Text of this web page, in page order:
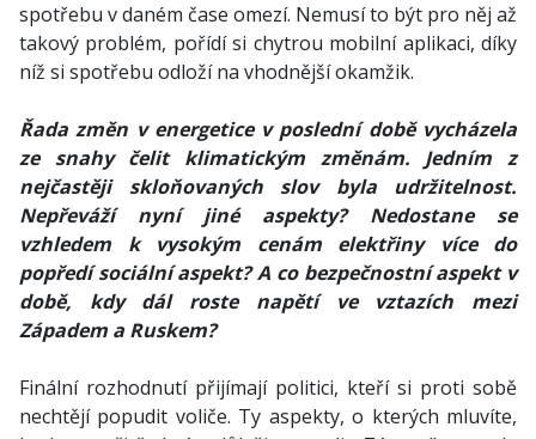
spotřebu v daném čase omezí. Nemusí to být pro něj až
takový problém, pořídí si chytrou mobilní aplikaci, díky
níž si spotřebu odloží na vhodnější okamžik.
Řada změn v energetice v poslední době vycházela
ze snahy čelit klimatickým změnám. Jedním z
nejčastěji skloňovaných slov byla udržitelnost.
Nepřeváží nyní jiné aspekty? Nedostane se
vzhledem k vysokým cenám elektřiny více do
popředí sociální aspekt? A co bezpečnostní aspekt v
době, kdy dál roste napětí ve vztazích mezi
Západem a Ruskem?
Finální rozhodnutí přijímají politici, kteří si proti sobě
nechtějí popudit voliče. Ty aspekty, o kterých mluvíte,